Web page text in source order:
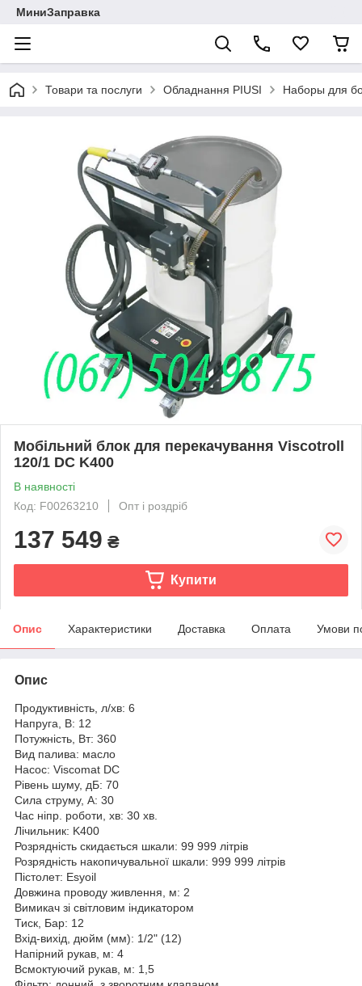
МиниЗаправка
Товари та послуги Обладнання PIUSI Наборы для
Мобільний блок для перекачування Viscotroll
120/1 DC K400
В наявності
Код: F00263210
Опт і роздріб
137 549 ₴
Купити
Опис Характеристики Доставка Оплата Умови
Опис
Продуктивність, л/хв: 6
Напруга, В: 12
Потужність, Вт: 360
Вид палива: масло
Насос: Viscomat DC
Рівень шуму, дБ: 70
Сила струму, А: 30
Час ніпр. роботи, хв: 30 хв.
Лічильник: K400
Розрядність скидається шкали: 99 999 літрів
Розрядність накопичувальної шкали: 999 999 літрів
Пістолет: Esyoil
Довжина проводу живлення, м: 2
Вимикач зі світловим індикатором
Тиск, Бар: 12
Вхід-вихід, дюйм (мм): 1/2" (12)
Напірний рукав, м: 4
Всмоктуючий рукав, м: 1,5